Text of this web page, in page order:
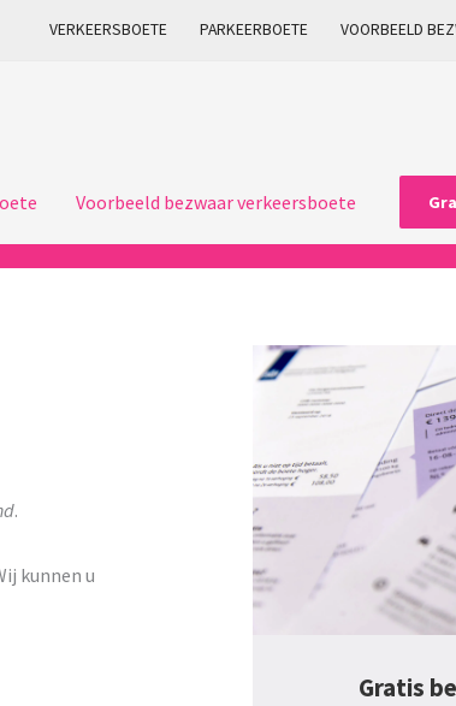
VERKEERSBOETE PARKEERBOETE VOORBEELD
Voorbeeld bezwaar verkeersboete
.
kunnen u
Gratis